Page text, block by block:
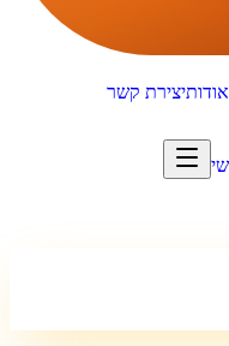
אודותיצירת קשר